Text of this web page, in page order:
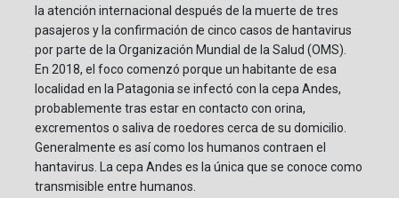
la atención internacional después de la muerte de tres
pasajeros y la confirmación de cinco casos de hantavirus
por parte de la Organización Mundial de la Salud (OMS).
En 2018, el foco comenzó porque un habitante de esa
localidad en la Patagonia se infectó con la cepa Andes,
probablemente tras estar en contacto con orina,
excrementos o saliva de roedores cerca de su domicilio.
Generalmente es así como los humanos contraen el
hantavirus. La cepa Andes es la única que se conoce como
transmisible entre humanos.